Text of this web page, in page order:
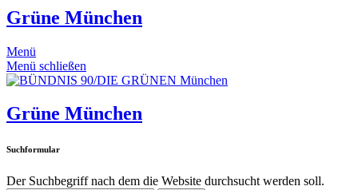
Grüne München
Menü
Menü schließen
Grüne München
Suchformular
Der Suchbegriff nach dem die Website durchsucht werden soll.